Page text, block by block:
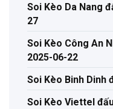
Soi Kèo Da Nang
27
Soi Kèo Công An
2025-06-22
Soi Kèo Binh Dinh
Soi Kèo Viettel